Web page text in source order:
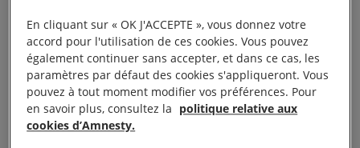
l’objet d’une enquête pénale, et encore moins de
poursuites et de sanctions pour les crimes commis
pendant et après le soulèvement, a déclaré Diana
Eltahawy, directrice adjointe pour le Moyen-Orient et
l’Afrique du Nord à Amnesty International.
En cliquant sur « OK J'ACCEPTE », vous donnez votre
accord pour l'utilisation de ces cookies. Vous pouvez
également continuer sans accepter, et dans ce cas, les
paramètres par défaut des cookies s'appliqueront. Vous
pouvez à tout moment modifier vos préférences. Pour
en savoir plus, consultez la politique relative aux
cookies d’Amnesty.